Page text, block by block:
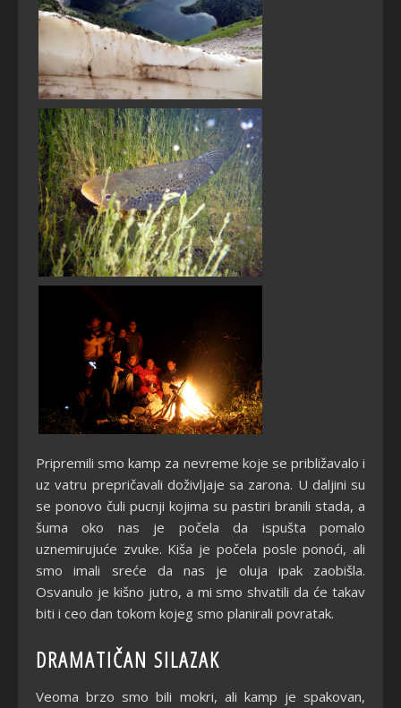
Pripremili smo kamp za nevreme koje se približavalo i
uz vatru prepričavali doživljaje sa zarona. U daljini su
se ponovo čuli pucnji kojima su pastiri branili stada, a
šuma oko nas je počela da ispušta pomalo
uznemirujuće zvuke. Kiša je počela posle ponoći, ali
smo imali sreće da nas je oluja ipak zaobišla.
Osvanulo je kišno jutro, a mi smo shvatili da će takav
biti i ceo dan tokom kojeg smo planirali povratak.
DRAMATIČAN SILAZAK
Veoma brzo smo bili mokri, ali kamp je spakovan,